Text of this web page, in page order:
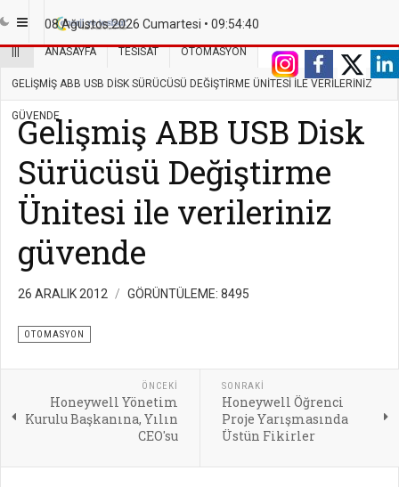
08 Ağustos 2026 Cumartesi • 09:54:40
ANASAYFA TESISAT OTOMASYON
GELIŞMIŞ ABB USB DISK SÜRÜCÜSÜ DEĞIŞTIRME ÜNITESI ILE VERILERINIZ
GÜVENDE
Gelişmiş ABB USB Disk
Sürücüsü Değiştirme
Ünitesi ile verileriniz
güvende
26 ARALIK 2012 GÖRÜNTÜLEME: 8495
OTOMASYON
ÖNCEKI
Honeywell Yönetim
Kurulu Başkanına, Yılın
CEO'su
SONRAKI
Honeywell Öğrenci
Proje Yarışmasında
Üstün Fikirler